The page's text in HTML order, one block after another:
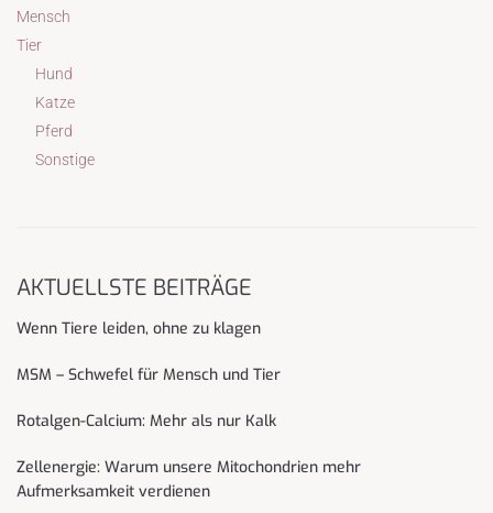
Mensch
Tier
Hund
Katze
Pferd
Sonstige
AKTUELLSTE BEITRÄGE
Wenn Tiere leiden, ohne zu klagen
MSM – Schwefel für Mensch und Tier
Rotalgen-Calcium: Mehr als nur Kalk
Zellenergie: Warum unsere Mitochondrien mehr
Aufmerksamkeit verdienen